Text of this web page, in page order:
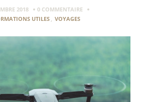
2018
0 COMMENTAIRE
UTILES, VOYAGES